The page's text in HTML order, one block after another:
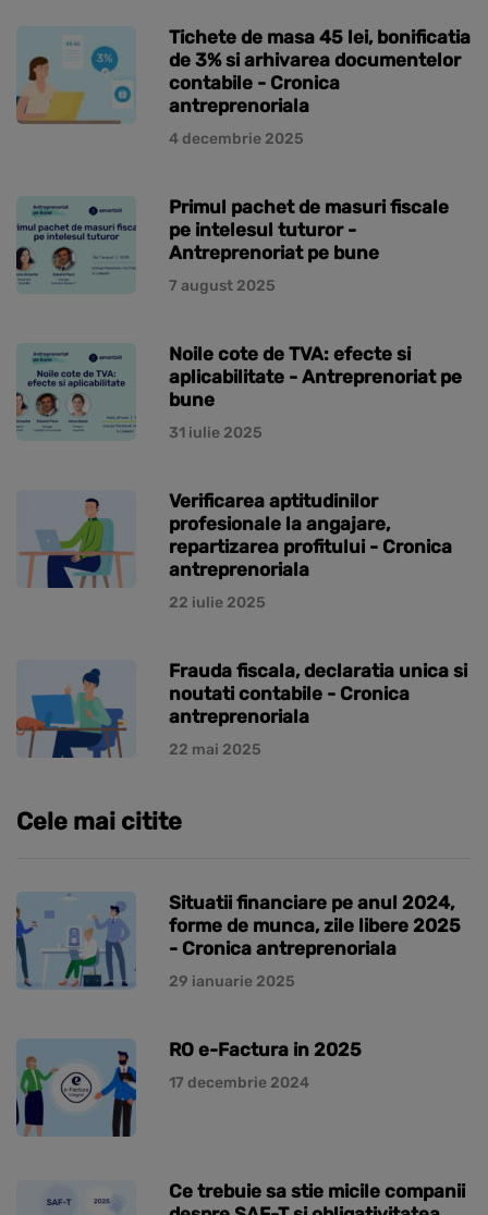
Tichete de masa 45 lei, bonificatia
de 3% si arhivarea documentelor
contabile - Cronica
antreprenoriala
4 decembrie 2025
Primul pachet de masuri fiscale
pe intelesul tuturor -
Antreprenoriat pe bune
7 august 2025
Noile cote de TVA: efecte si
aplicabilitate - Antreprenoriat pe
bune
31 iulie 2025
Verificarea aptitudinilor
profesionale la angajare,
repartizarea profitului - Cronica
antreprenoriala
22 iulie 2025
Frauda fiscala, declaratia unica si
noutati contabile - Cronica
antreprenoriala
22 mai 2025
Cele mai citite
Situatii financiare pe anul 2024,
forme de munca, zile libere 2025
- Cronica antreprenoriala
29 ianuarie 2025
RO e-Factura in 2025
17 decembrie 2024
Ce trebuie sa stie micile companii